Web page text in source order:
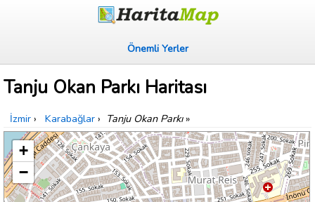
Önemli Yerler
Tanju Okan Parkı Haritası
İzmir › Karabağlar › Tanju Okan Parkı»
+
−